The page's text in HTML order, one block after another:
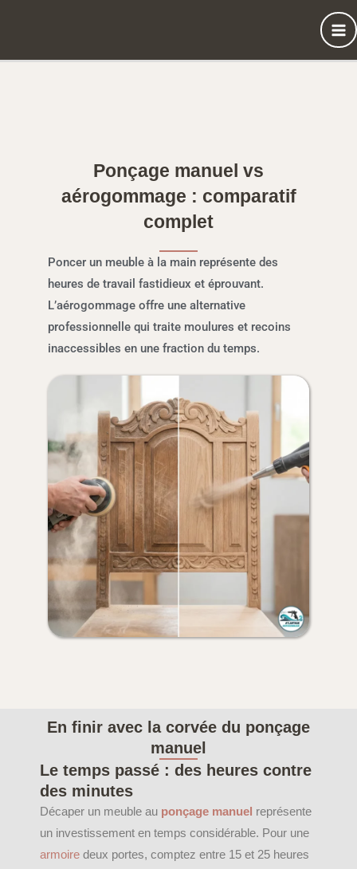
Ponçage manuel vs
aérogommage : comparatif
complet
Poncer un meuble à la main représente des
heures de travail fastidieux et éprouvant.
L’aérogommage offre une alternative
professionnelle qui traite moulures et recoins
inaccessibles en une fraction du temps.
En finir avec la corvée du ponçage
manuel
Le temps passé : des heures contre
des minutes
Décaper un meuble au ponçage manuel représente
un investissement en temps considérable. Pour une
armoire deux portes, comptez entre 15 et 25 heures